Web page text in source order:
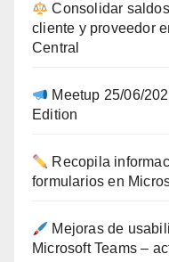
Consolidar
cliente y proveedor
Central
Meetup 25/06/
Edition
Recopila
formularios en
Mejoras de
Microsoft Teams –